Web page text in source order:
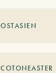
OSTASIEN
COTONEASTER